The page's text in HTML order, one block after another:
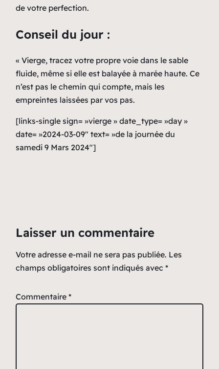
de votre perfection.
Conseil du jour :
« Vierge, tracez votre propre voie dans le sable
fluide, même si elle est balayée à marée haute. Ce
n’est pas le chemin qui compte, mais les
empreintes laissées par vos pas.
[links-single sign= »vierge » date_type= »day »
date= »2024-03-09″ text= »de la journée du
samedi 9 Mars 2024″]
Laisser un commentaire
Votre adresse e-mail ne sera pas publiée. Les
champs obligatoires sont indiqués avec *
Commentaire *